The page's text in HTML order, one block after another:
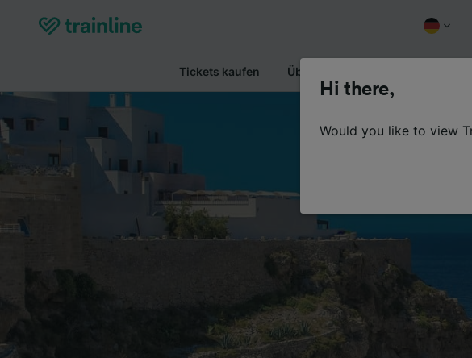
Tickets kaufen Überblick
Hi there,
Would you like to view